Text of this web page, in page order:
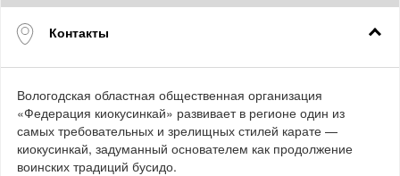
Контакты
Вологодская областная общественная организация
«Федерация киокусинкай» развивает в регионе один из
самых требовательных и зрелищных стилей карате —
киокусинкай, задуманный основателем как продолжение
воинских традиций бусидо.